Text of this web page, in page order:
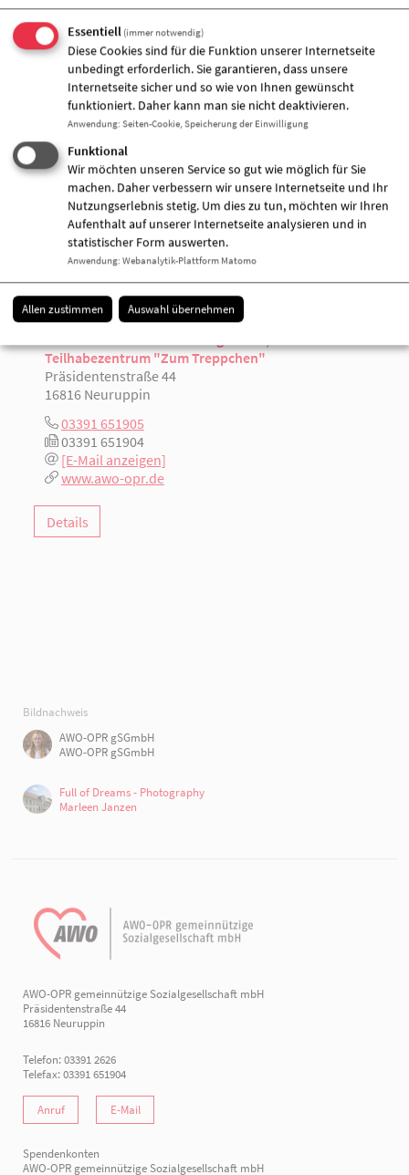
Veranstalter &
Veranstaltungort
Teilhabezentrum "Zum Treppchen"
Präsidentenstraße 44
16816 Neuruppin
03391 651905
03391 651904
[E-Mail anzeigen]
www.awo-opr.de
Details
Bildnachweis
AWO-OPR gSGmbH
AWO-OPR gSGmbH
Full of Dreams - Photography
Marleen Janzen
AWO-OPR gemeinnützige Sozialgesellschaft mbH
Präsidentenstraße 44
16816 Neuruppin
Telefon: 03391 2626
Telefax: 03391 651904
Anruf E-Mail
Spendenkonten
AWO-OPR gemeinnützige Sozialgesellschaft mbH
Essentiell (immer notwendig)
Diese Cookies sind für die Funktion unserer Internetseite
unbedingt erforderlich. Sie garantieren, dass unsere
Internetseite sicher und so wie von Ihnen gewünscht
funktioniert. Daher kann man sie nicht deaktivieren.
Anwendung: Seiten-Cookie, Speicherung der Einwilligung
Funktional
Wir möchten unseren Service so gut wie möglich für Sie
machen. Daher verbessern wir unsere Internetseite und Ihr
Nutzungserlebnis stetig. Um dies zu tun, möchten wir Ihren
Aufenthalt auf unserer Internetseite analysieren und in
statistischer Form auswerten.
Anwendung: Webanalytik-Plattform Matomo
Allen zustimmen Auswahl übernehmen